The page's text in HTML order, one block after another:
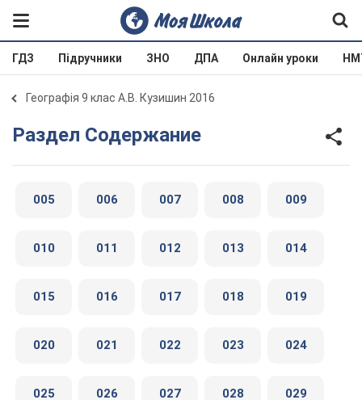
ГДЗ Підручники ЗНО ДПА Онлайн уроки
Географія 9 клас А.В. Кузишин 2016
Раздел Содержание
005 006 007 008 009
010 011 012 013 014
015 016 017 018 019
020 021 022 023 024
025 026 027 028 029